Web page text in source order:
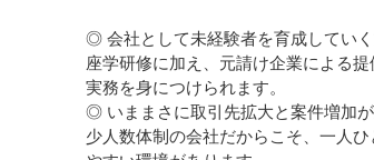
◎ 会社として未経験者を育成していく
座学研修に加え、元請け企業による
実務を身につけられます。
◎ いままさに取引先拡大と案件増加が
少人数体制の会社だからこそ、一人